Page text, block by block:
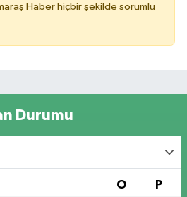
Haber hiçbir şekilde sorumlu
Durumu
O P